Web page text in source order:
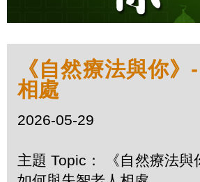
《自然療法與你
相處
2026-05-29
主題 Topic： 《自然療法與